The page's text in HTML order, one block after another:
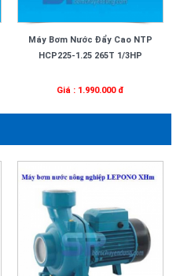
Máy Bơm Nước Đẩy Cao NTP
HCP225-1.25 265T 1/3HP
Giá : 1.990.000 đ